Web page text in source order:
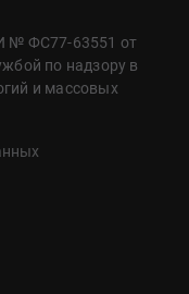
№ ФС77-63551 от
по надзору в
и массовых